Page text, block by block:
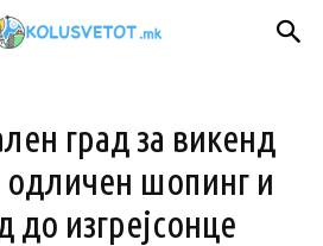
град за викенд
одличен шопинг и
до изгрејсонце